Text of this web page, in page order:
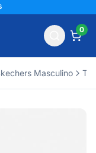
0
Masculino